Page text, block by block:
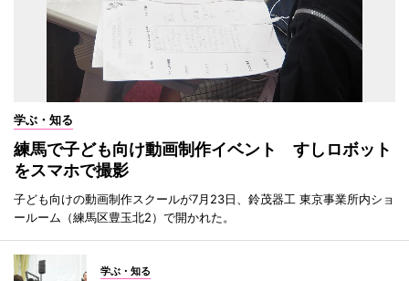
学ぶ・知る
練馬で子ども向け動画制作イベント すしロボット
をスマホで撮影
子ども向けの動画制作スクールが7月23日、鈴茂器工 東京事業所内ショ
ールーム（練馬区豊玉北2）で開かれた。
学ぶ・知る